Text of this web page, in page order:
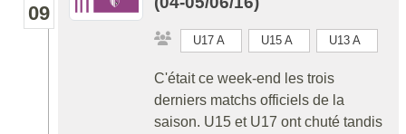
09
U17 A U15 A U13 A
C'était ce week-end les trois
derniers matchs officiels de la
saison. U15 et U17 ont chuté tandis